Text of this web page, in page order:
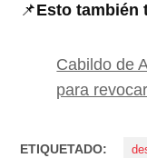
📌Esto también
Cabildo de
para
ETIQUETADO: